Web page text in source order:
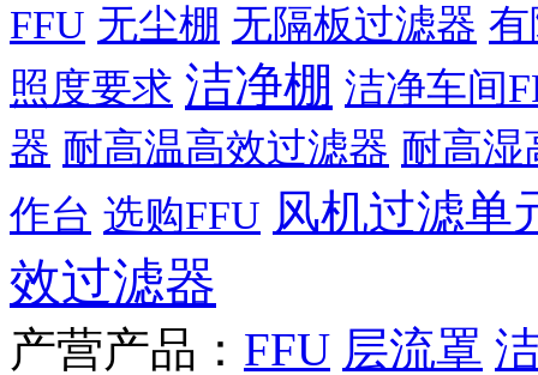
FFU 无尘棚 无隔板过滤器
照度要求 洁净棚 洁净车间
器 耐高温高效过滤器 耐高湿
作台 选购FFU 风机过滤单
效过滤器
产营产品： FFU 层流罩